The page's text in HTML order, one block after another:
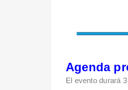
Agenda
El evento durará